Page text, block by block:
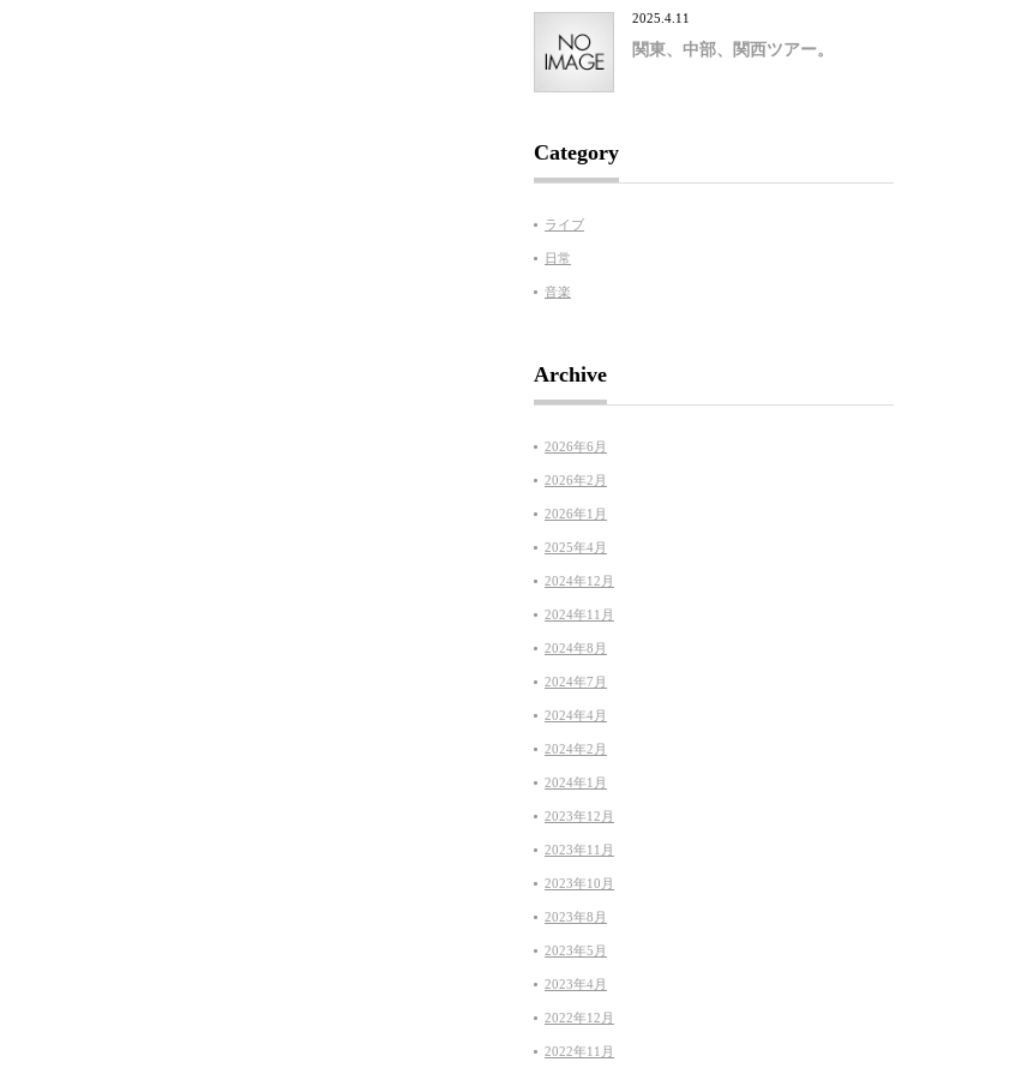
2025.4.11
関東、中部、関西ツアー。
Category
ライブ
日常
音楽
Archive
2026年6月
2026年2月
2026年1月
2025年4月
2024年12月
2024年11月
2024年8月
2024年7月
2024年4月
2024年2月
2024年1月
2023年12月
2023年11月
2023年10月
2023年8月
2023年5月
2023年4月
2022年12月
2022年11月